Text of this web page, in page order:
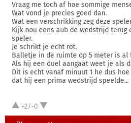
Vraag me toch af hoe sommige
Wat vond je precies goed dan.
Wat een verschrikking zeg deze
Kijk nou eens aub de wedstrijd terug
speler.
Je schrikt je echt rot.
Balletje in de ruimte op 5 meter is al
Als hij een duel aangaat weet je als
Dit is echt vanaf minuut 1 he dus
dat hij een prima wedstrijd speelde...
+2/-0